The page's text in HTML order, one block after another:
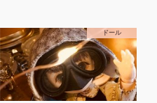
ドール